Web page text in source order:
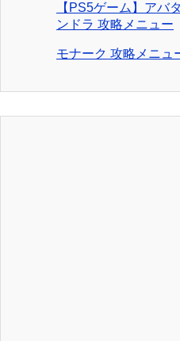
【PS5ゲーム】アバ
ンドラ 攻略メニュー
モナーク 攻略メニュ